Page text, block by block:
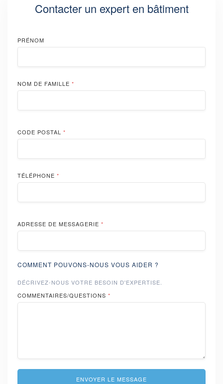
Contacter un expert en bâtiment
PRÉNOM
NOM DE FAMILLE *
CODE POSTAL *
TÉLÉPHONE *
ADRESSE DE MESSAGERIE *
COMMENT POUVONS-NOUS VOUS AIDER ?
DÉCRIVEZ-NOUS VOTRE BESOIN D'EXPERTISE.
COMMENTAIRES/QUESTIONS *
ENVOYER LE MESSAGE